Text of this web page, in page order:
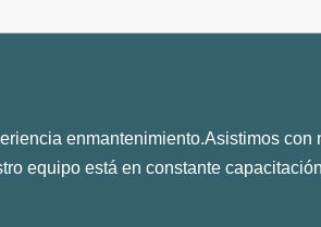
enmantenimiento.Asistimos
equipo está en constante